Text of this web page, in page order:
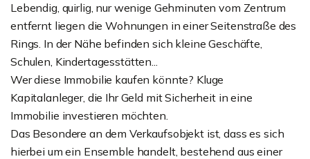
Lebendig, quirlig, nur wenige Gehminuten vom Zentrum
entfernt liegen die Wohnungen in einer Seitenstraße des
Rings. In der Nähe befinden sich kleine Geschäfte,
Schulen, Kindertagesstätten...
Wer diese Immobilie kaufen könnte? Kluge
Kapitalanleger, die Ihr Geld mit Sicherheit in eine
Immobilie investieren möchten.
Das Besondere an dem Verkaufsobjekt ist, dass es sich
hierbei um ein Ensemble handelt, bestehend aus einer